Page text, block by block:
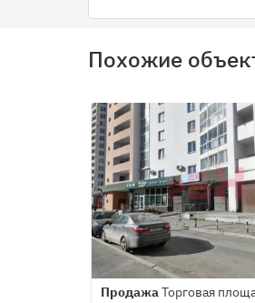
Похожие
ПродажаТорговая